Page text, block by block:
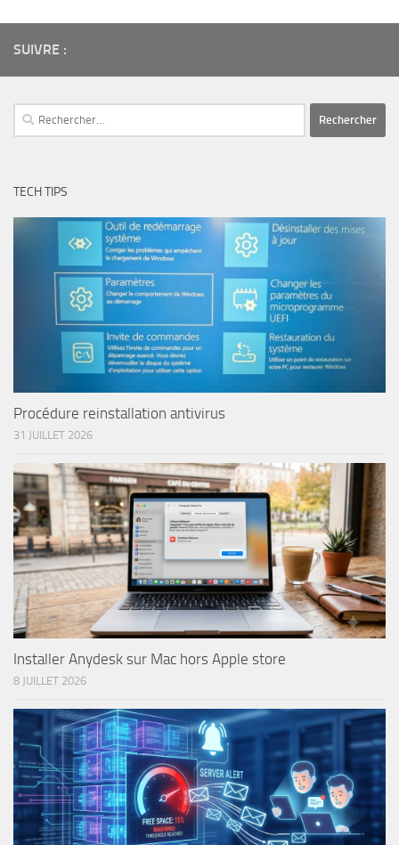
SUIVRE :
Rechercher :
TECH TIPS
Procédure reinstallation antivirus
31 JUILLET 2026
Installer Anydesk sur Mac hors Apple store
8 JUILLET 2026